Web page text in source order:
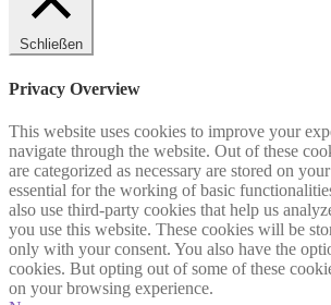
Schließen
Privacy Overview
This website uses cookies to improve your
navigate through the website. Out of these
are categorized as necessary are stored on
essential for the working of basic
also use third-party cookies that help us
you use this website. These cookies will be
only with your consent. You also have the
cookies. But opting out of some of these
on your browsing experience.